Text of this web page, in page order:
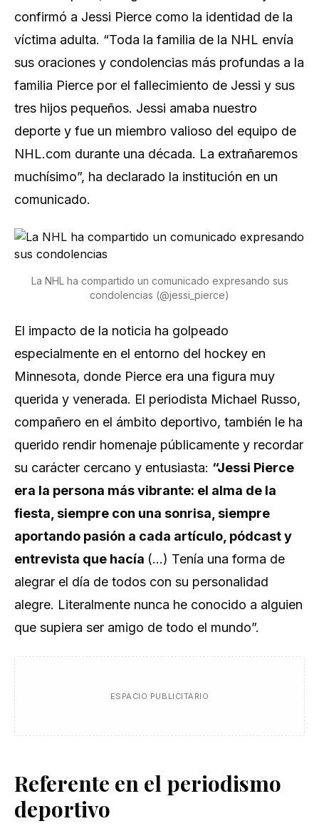
confirmó a Jessi Pierce como la identidad de la
víctima adulta. “Toda la familia de la NHL envía
sus oraciones y condolencias más profundas a la
familia Pierce por el fallecimiento de Jessi y sus
tres hijos pequeños. Jessi amaba nuestro
deporte y fue un miembro valioso del equipo de
NHL.com durante una década. La extrañaremos
muchísimo”, ha declarado la institución en un
comunicado.
La NHL ha compartido un comunicado expresando sus
condolencias (@jessi_pierce)
El impacto de la noticia ha golpeado
especialmente en el entorno del hockey en
Minnesota, donde Pierce era una figura muy
querida y venerada. El periodista Michael Russo,
compañero en el ámbito deportivo, también le ha
querido rendir homenaje públicamente y recordar
su carácter cercano y entusiasta: “Jessi Pierce
era la persona más vibrante: el alma de la
fiesta, siempre con una sonrisa, siempre
aportando pasión a cada artículo, pódcast y
entrevista que hacía (…) Tenía una forma de
alegrar el día de todos con su personalidad
alegre. Literalmente nunca he conocido a alguien
que supiera ser amigo de todo el mundo”.
ESPACIO PUBLICITARIO
Referente en el periodismo
deportivo